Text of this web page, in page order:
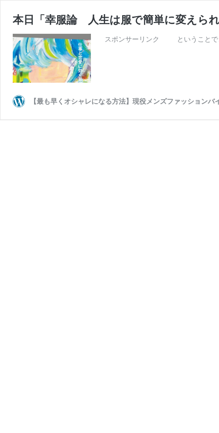
本日「幸服論 人生は服で簡単に変えら
スポンサーリンク ということで
【最も早くオシャレになる方法】現役メンズファッション